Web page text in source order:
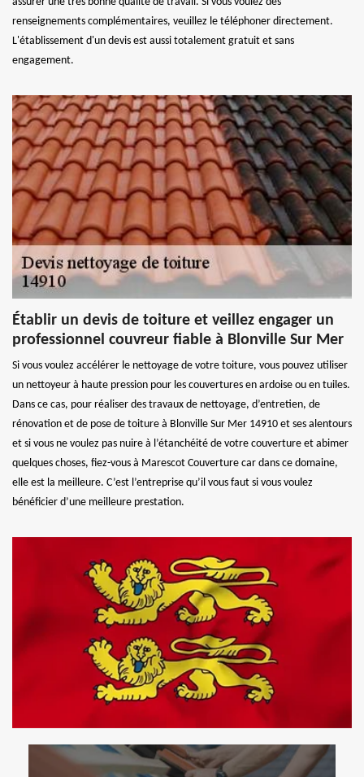
renseignements complémentaires, veuillez le téléphoner directement.
L'établissement d'un devis est aussi totalement gratuit et sans
engagement.
Établir un devis de toiture et veillez engager un
professionnel couvreur fiable à Blonville Sur Mer
Si vous voulez accélérer le nettoyage de votre toiture, vous pouvez utiliser
un nettoyeur à haute pression pour les couvertures en ardoise ou en tuiles.
Dans ce cas, pour réaliser des travaux de nettoyage, d’entretien, de
rénovation et de pose de toiture à Blonville Sur Mer 14910 et ses alentours
et si vous ne voulez pas nuire à l’étanchéité de votre couverture et abimer
quelques choses, fiez-vous à Marescot Couverture car dans ce domaine,
elle est la meilleure. C’est l’entreprise qu’il vous faut si vous voulez
bénéficier d’une meilleure prestation.